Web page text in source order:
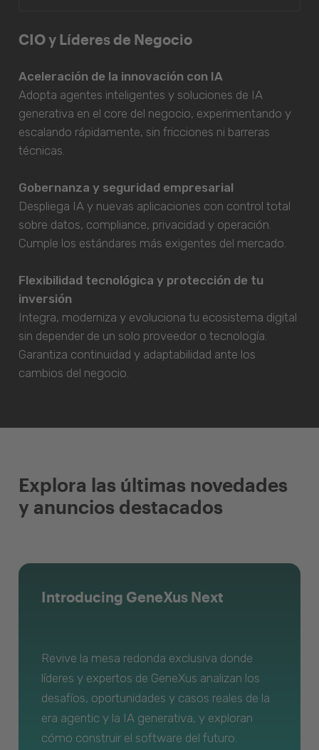
CIO y Líderes de Negocio
Aceleración de la innovación con IA
Adopta agentes inteligentes y soluciones de IA
generativa en el core del negocio, experimentando y
escalando rápidamente, sin fricciones ni barreras
técnicas.
Gobernanza y seguridad empresarial
Despliega IA y nuevas aplicaciones con control total
sobre datos, compliance, privacidad y operación.
Cumple los estándares más exigentes del mercado.
Flexibilidad tecnológica y protección de tu
inversión
Integra, moderniza y evoluciona tu ecosistema digital
sin depender de un solo proveedor o tecnología.
Garantiza continuidad y adaptabilidad ante los
cambios del negocio.
Explora las últimas novedades
y anuncios destacados
Introducing GeneXus Next
Revive la mesa redonda exclusiva donde
líderes y expertos de GeneXus analizan los
desafíos, oportunidades y casos reales de la
era agentic y la IA generativa, y exploran
cómo construir el software del futuro.